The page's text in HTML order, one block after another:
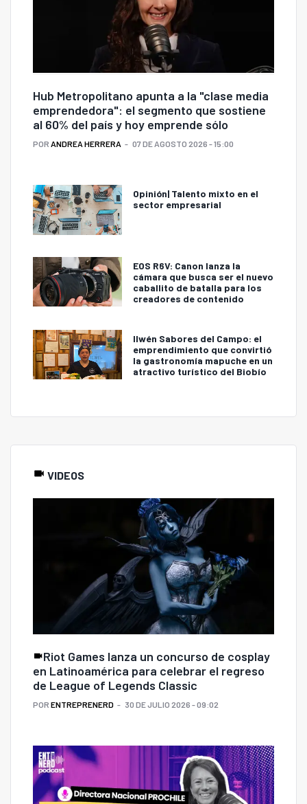
Hub Metropolitano apunta a la "clase media
emprendedora": el segmento que sostiene
al 60% del país y hoy emprende sólo
POR ANDREA HERRERA 07 DE AGOSTO 2026 - 15:00
Opinión| Talento mixto en el
sector empresarial
EOS R6V: Canon lanza la
cámara que busca ser el nuevo
caballito de batalla para los
creadores de contenido
Ilwén Sabores del Campo: el
emprendimiento que convirtió
la gastronomía mapuche en un
atractivo turístico del Biobío
VIDEOS
Riot Games lanza un concurso de cosplay
en Latinoamérica para celebrar el regreso
de League of Legends Classic
POR ENTREPRENERD 30 DE JULIO 2026 - 09:02